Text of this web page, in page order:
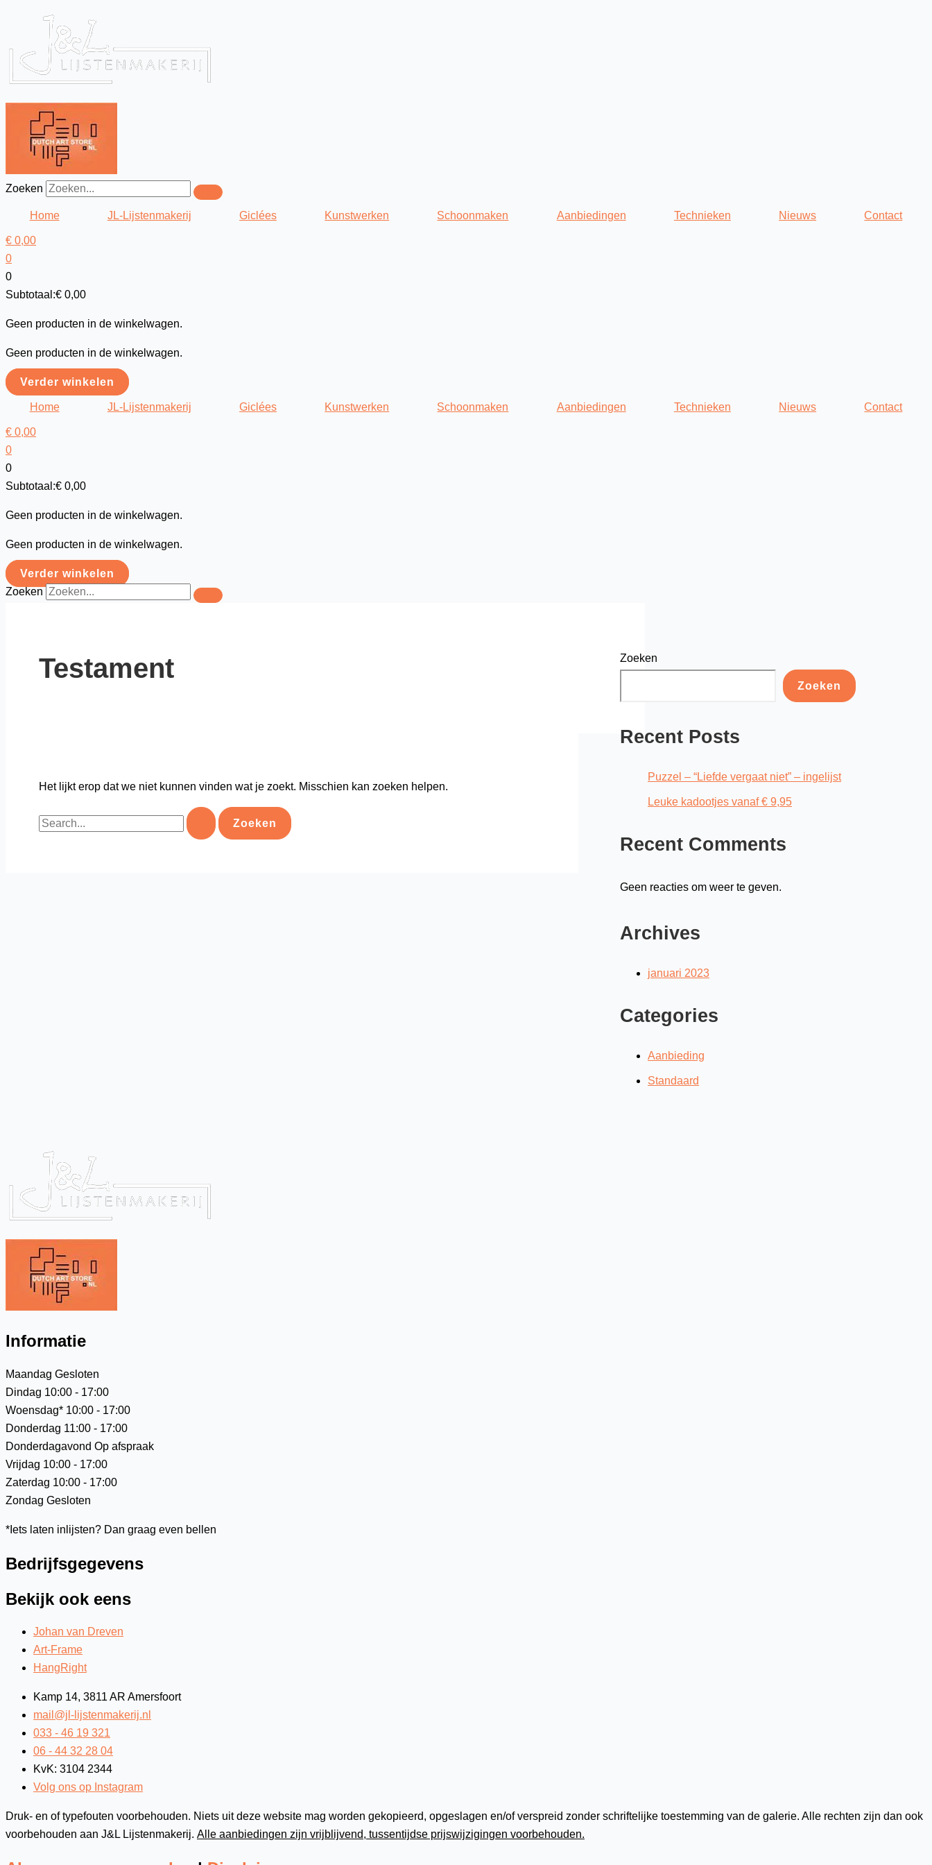
inhoud
Zoeken
Home JL-Lijstenmakerij Giclées Kunstwerken Schoonmaken Aanbiedingen Technieken Nieuws Contact
€ 0,00
0
0
Subtotaal:€ 0,00
Geen producten in de winkelwagen.
Geen producten in de winkelwagen.
Verder winkelen
Home JL-Lijstenmakerij Giclées Kunstwerken Schoonmaken Aanbiedingen Technieken Nieuws Contact
€ 0,00
0
0
Subtotaal:€ 0,00
Geen producten in de winkelwagen.
Geen producten in de winkelwagen.
Verder winkelen
Zoeken
Testament
Het lijkt erop dat we niet kunnen vinden wat je zoekt. Misschien kan zoeken helpen.
naar:
Zoeken
Zoeken
Recent Posts
Puzzel – “Liefde vergaat niet” – ingelijst
Leuke kadootjes vanaf € 9,95
Recent Comments
Geen reacties om weer te geven.
Archives
januari 2023
Categories
Aanbieding
Standaard
Informatie
Maandag Gesloten
Dindag 10:00 - 17:00
Woensdag* 10:00 - 17:00
Donderdag 11:00 - 17:00
Donderdagavond Op afspraak
Vrijdag 10:00 - 17:00
Zaterdag 10:00 - 17:00
Zondag Gesloten
*Iets laten inlijsten? Dan graag even bellen
Bedrijfsgegevens
Bekijk ook eens
Johan van Dreven
Art-Frame
HangRight
Kamp 14, 3811 AR Amersfoort
mail@jl-lijstenmakerij.nl
033 - 46 19 321
06 - 44 32 28 04
KvK: 3104 2344
Volg ons op Instagram
Druk- en of typefouten voorbehouden. Niets uit deze website mag worden gekopieerd, opgeslagen en/of verspreid zonder schriftelijke toestemming van de galerie. Alle rechten zijn dan ook
voorbehouden aan J&L Lijstenmakerij. Alle aanbiedingen zijn vrijblijvend, tussentijdse prijswijzigingen voorbehouden.